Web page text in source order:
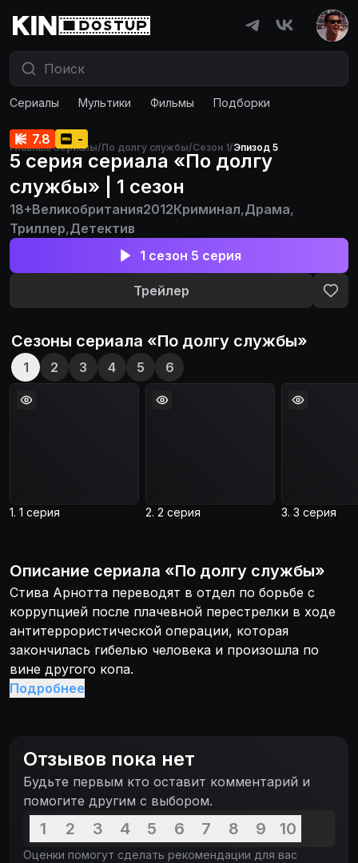
Сериалы Мультики Фильмы Подборки
Главная/Сериалы/По долгу службы/Сезон 1/Эпизод 5
7.8 -
5 серия сериала «По долгу
службы» | 1 сезон
18+Великобритания2012Криминал,Драма,
Триллер,Детектив
1 сезон 5 серия
Трейлер
Сезоны сериала «По долгу службы»
1 2 3 4 5 6
1. 1 серия 2. 2 серия 3. 3 серия
Описание сериала «По долгу службы»
Стива Арнотта переводят в отдел по борьбе с
коррупцией после плачевной перестрелки в ходе
антитеррористической операции, которая
закончилась гибелью человека и произошла по
вине другого копа.
Подробнее
Отзывов пока нет
Будьте первым кто оставит комментарий и
помогите другим с выбором.
1 2 3 4 5 6 7 8 9 10
Оценки помогут сделать рекомендации для вас